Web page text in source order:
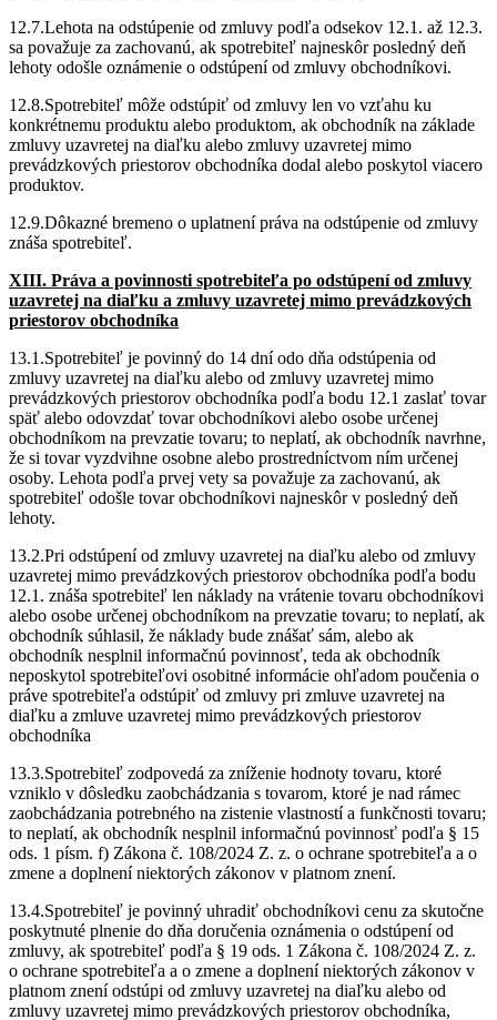
12.7.Lehota na odstúpenie od zmluvy podľa odsekov 12.1. až 12.3.
sa považuje za zachovanú, ak spotrebiteľ najneskôr posledný deň
lehoty odošle oznámenie o odstúpení od zmluvy obchodníkovi.
12.8.Spotrebiteľ môže odstúpiť od zmluvy len vo vzťahu ku
konkrétnemu produktu alebo produktom, ak obchodník na základe
zmluvy uzavretej na diaľku alebo zmluvy uzavretej mimo
prevádzkových priestorov obchodníka dodal alebo poskytol viacero
produktov.
12.9.Dôkazné bremeno o uplatnení práva na odstúpenie od zmluvy
znáša spotrebiteľ.
XIII. Práva a povinnosti spotrebiteľa po odstúpení od zmluvy
uzavretej na diaľku a zmluvy uzavretej mimo prevádzkových
priestorov obchodníka
13.1.Spotrebiteľ je povinný do 14 dní odo dňa odstúpenia od
zmluvy uzavretej na diaľku alebo od zmluvy uzavretej mimo
prevádzkových priestorov obchodníka podľa bodu 12.1 zaslať tovar
späť alebo odovzdať tovar obchodníkovi alebo osobe určenej
obchodníkom na prevzatie tovaru; to neplatí, ak obchodník navrhne,
že si tovar vyzdvihne osobne alebo prostredníctvom ním určenej
osoby. Lehota podľa prvej vety sa považuje za zachovanú, ak
spotrebiteľ odošle tovar obchodníkovi najneskôr v posledný deň
lehoty.
13.2.Pri odstúpení od zmluvy uzavretej na diaľku alebo od zmluvy
uzavretej mimo prevádzkových priestorov obchodníka podľa bodu
12.1. znáša spotrebiteľ len náklady na vrátenie tovaru obchodníkovi
alebo osobe určenej obchodníkom na prevzatie tovaru; to neplatí, ak
obchodník súhlasil, že náklady bude znášať sám, alebo ak
obchodník nesplnil informačnú povinnosť, teda ak obchodník
neposkytol spotrebiteľovi osobitné informácie ohľadom poučenia o
práve spotrebiteľa odstúpiť od zmluvy pri zmluve uzavretej na
diaľku a zmluve uzavretej mimo prevádzkových priestorov
obchodníka
13.3.Spotrebiteľ zodpovedá za zníženie hodnoty tovaru, ktoré
vzniklo v dôsledku zaobchádzania s tovarom, ktoré je nad rámec
zaobchádzania potrebného na zistenie vlastností a funkčnosti tovaru;
to neplatí, ak obchodník nesplnil informačnú povinnosť podľa § 15
ods. 1 písm. f) Zákona č. 108/2024 Z. z. o ochrane spotrebiteľa a o
zmene a doplnení niektorých zákonov v platnom znení.
13.4.Spotrebiteľ je povinný uhradiť obchodníkovi cenu za skutočne
poskytnuté plnenie do dňa doručenia oznámenia o odstúpení od
zmluvy, ak spotrebiteľ podľa § 19 ods. 1 Zákona č. 108/2024 Z. z.
o ochrane spotrebiteľa a o zmene a doplnení niektorých zákonov v
platnom znení odstúpi od zmluvy uzavretej na diaľku alebo od
zmluvy uzavretej mimo prevádzkových priestorov obchodníka,